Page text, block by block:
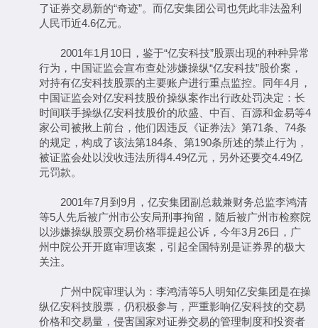
了证券交易新的“奇迹”。而亿安集团公司也凭此非法盈利
人民币近4.6亿元。
2001年1月10日，鉴于“亿安科技”股票出现的种种异常
行为，中国证监会宣布查处涉嫌操纵“亿安科技”股价案，
对持有亿安科技股票的主要账户进行重点监控。同年4月，
中国证监会对亿安科技股价操纵案作出行政处罚决定：长
时间联手操纵亿安科技股价的欣盛、中百、百源和金易等4
家公司被揪上前台，他们因违反《证券法》第71条、74条
的规定，构成了该法第184条、第190条所述的禁止行为，
被证监会处以没收违法所得4.49亿元，另外还要交4.49亿
元罚款。
2001年7月到9月，亿安集团副总裁兼财务总监李鸿清
等5人先后被广州市公安局刑事拘留，随后被广州市检察院
以涉嫌操纵股票交易价格罪提起公诉，今年3月26日，广
州中院公开开庭审理该案，引起全国特别是证券界的极大
关注。
广州中院审理认为：李鸿清等5人明知亿安集团是在操
纵亿安科技股票，仍积极参与，严重影响亿安科技的交易
价格和交易量，侵害国家对证券交易的管理制度和投资者